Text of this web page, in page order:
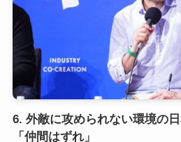
6. 外敵に攻められない環境の
「仲間はずれ」